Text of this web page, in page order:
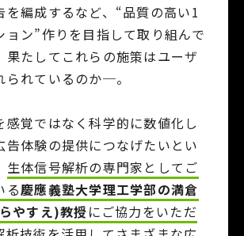
を編成するなど、“品質の高い1
ョン”作りを目指して取り組んで
果たしてこれらの施策はユーザ
られているのか─。
感覚ではなく科学的に数値化し
告体験の提供につなげたいとい
生体信号解析の専門家としてご
る慶應義塾大学理工学部の満倉
やすえ)教授 にご協力をいただ